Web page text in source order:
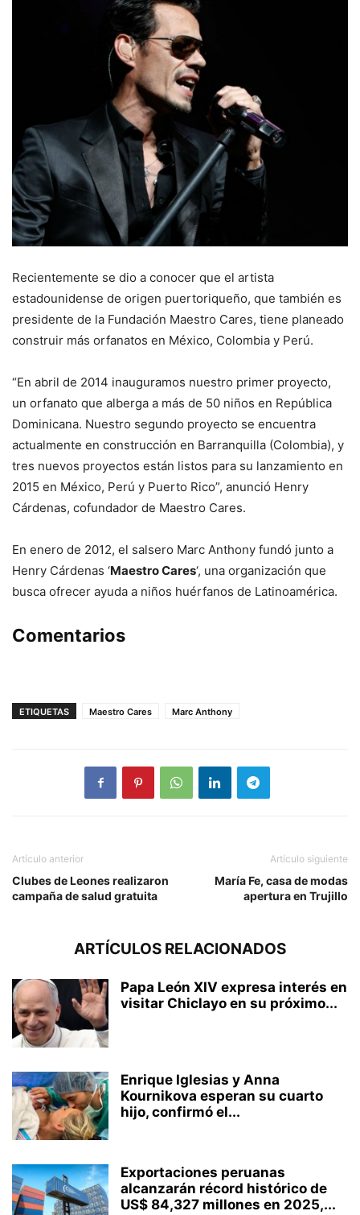
Recientemente se dio a conocer que el artista
estadounidense de origen puertoriqueño, que también es
presidente de la Fundación Maestro Cares, tiene planeado
construir más orfanatos en México, Colombia y Perú.
“En abril de 2014 inauguramos nuestro primer proyecto,
un orfanato que alberga a más de 50 niños en República
Dominicana. Nuestro segundo proyecto se encuentra
actualmente en construcción en Barranquilla (Colombia), y
tres nuevos proyectos están listos para su lanzamiento en
2015 en México, Perú y Puerto Rico”, anunció Henry
Cárdenas, cofundador de Maestro Cares.
En enero de 2012, el salsero Marc Anthony fundó junto a
Henry Cárdenas ‘Maestro Cares‘, una organización que
busca ofrecer ayuda a niños huérfanos de Latinoamérica.
Comentarios
ETIQUETAS Maestro Cares Marc Anthony
Artículo anterior
Clubes de Leones realizaron
campaña de salud gratuita
Artículo siguiente
María Fe, casa de modas
apertura en Trujillo
ARTÍCULOS RELACIONADOS
Papa León XIV expresa interés en
visitar Chiclayo en su próximo...
Enrique Iglesias y Anna
Kournikova esperan su cuarto
hijo, confirmó el...
Exportaciones peruanas
alcanzarán récord histórico de
US$ 84,327 millones en 2025,...